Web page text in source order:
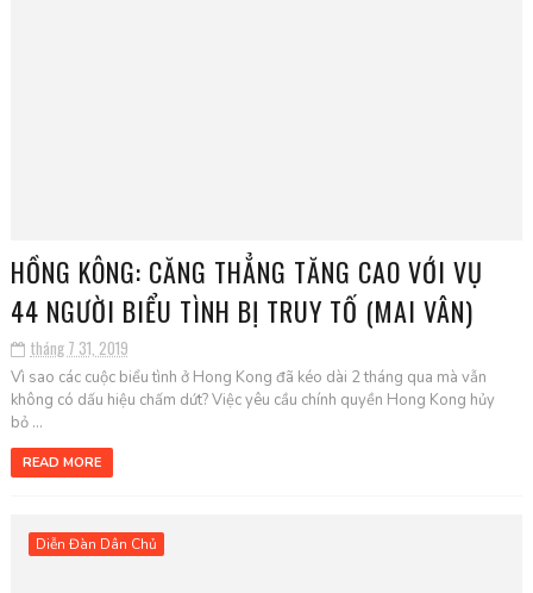
HỒNG KÔNG: CĂNG THẲNG TĂNG CAO VỚI VỤ
44 NGƯỜI BIỂU TÌNH BỊ TRUY TỐ (MAI VÂN)
tháng 7 31, 2019
Vì sao các cuộc biểu tình ở Hong Kong đã kéo dài 2 tháng qua mà vẫn
không có dấu hiệu chấm dứt? Việc yêu cầu chính quyền Hong Kong hủy
bỏ ...
READ MORE
Diễn Đàn Dân Chủ